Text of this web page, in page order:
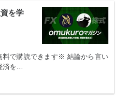
を学
で購読できます※ 結論から言い
済を…